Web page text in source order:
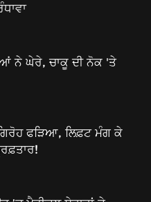
ਨੇ ਘੇਰੇ, ਚਾਕੂ ਦੀ ਨੋਕ 'ਤੇ
ਫੜਿਆ, ਲਿਫ਼ਟ ਮੰਗ ਕੇ